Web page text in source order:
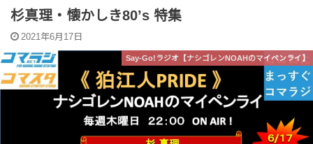
杉真理・懐かしき80’s 特集
2021年6月17日
Say-Go!ラジオ【ナシゴレンNOAHのマイペンライ】